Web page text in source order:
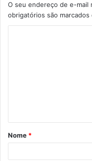
O seu endereço de e-mail
obrigatórios são marcados
Nome *